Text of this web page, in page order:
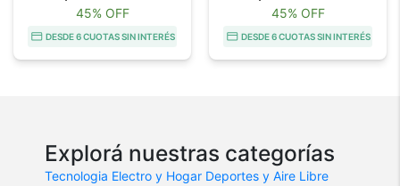
45% OFF
DESDE 6 CUOTAS SIN INTERÉS
45% OFF
DESDE 6 CUOTAS SIN INTERÉS
Explorá nuestras categorías
Tecnologia Electro y Hogar Deportes y Aire Libre